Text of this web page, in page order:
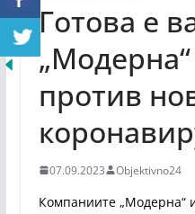
Готова е
„Модерна“
против
07.09.2023 Objektivno24
Компаниите „Модерна“ и